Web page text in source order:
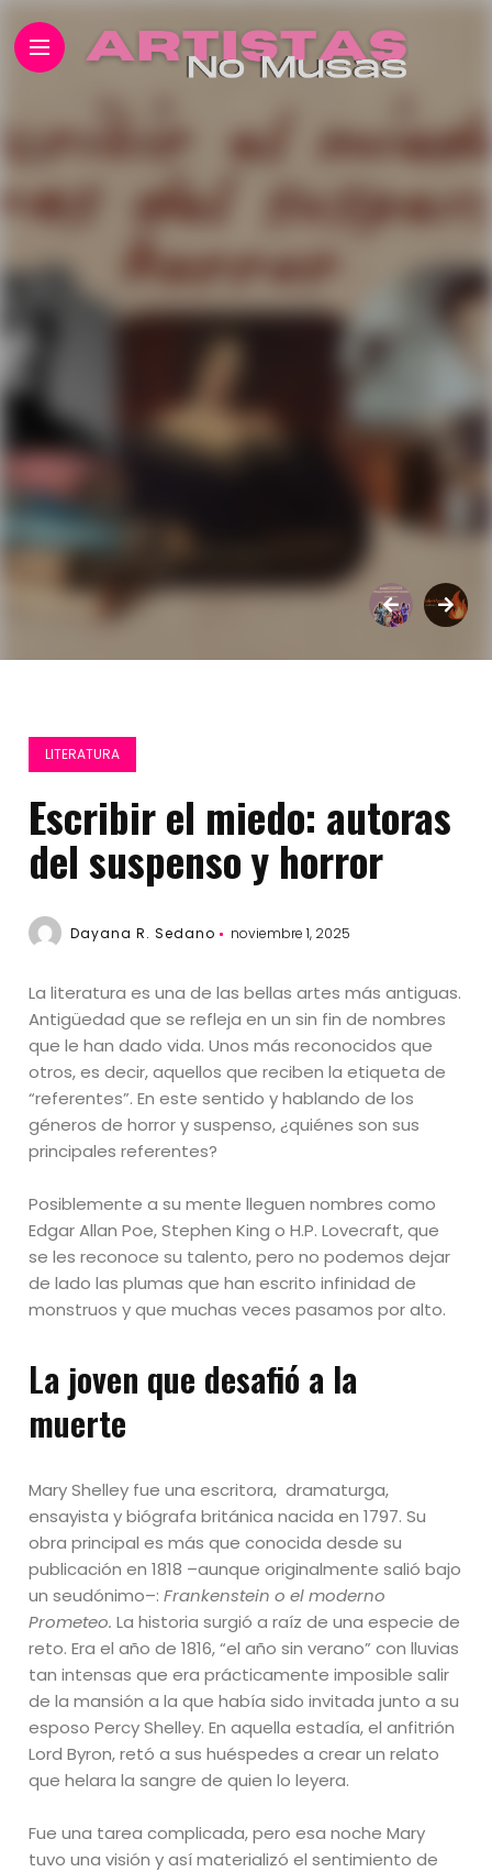
LITERATURA
Escribir el miedo: autoras
del suspenso y horror
Dayana R. Sedano noviembre 1, 2025
La literatura es una de las bellas artes más antiguas.
Antigüedad que se refleja en un sin fin de nombres
que le han dado vida. Unos más reconocidos que
otros, es decir, aquellos que reciben la etiqueta de
“referentes”. En este sentido y hablando de los
géneros de horror y suspenso, ¿quiénes son sus
principales referentes?
Posiblemente a su mente lleguen nombres como
Edgar Allan Poe, Stephen King o H.P. Lovecraft, que
se les reconoce su talento, pero no podemos dejar
de lado las plumas que han escrito infinidad de
monstruos y que muchas veces pasamos por alto.
La joven que desafió a la
muerte
Mary Shelley fue una escritora, ​ dramaturga,
ensayista y biógrafa británica nacida en 1797. Su
obra principal es más que conocida desde su
publicación en 1818 –aunque originalmente salió bajo
un seudónimo–:Frankenstein o el moderno
Prometeo.La historia surgió a raíz de una especie de
reto. Era el año de 1816, “el año sin verano” con lluvias
tan intensas que era prácticamente imposible salir
de la mansión a la que había sido invitada junto a su
esposo Percy Shelley. En aquella estadía, el anfitrión
Lord Byron, retó a sus huéspedes a crear un relato
que helara la sangre de quien lo leyera.
Fue una tarea complicada, pero esa noche Mary
tuvo una visión y así materializó el sentimiento de